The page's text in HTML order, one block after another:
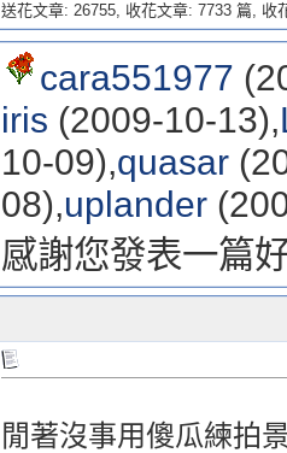
送花文章: 26755, 收花文章: 7733 篇, 收
cara551977
iris (2009-10-13),
10-09),quasar
08),uplander
感謝您發表一篇
閒著沒事用傻瓜練拍